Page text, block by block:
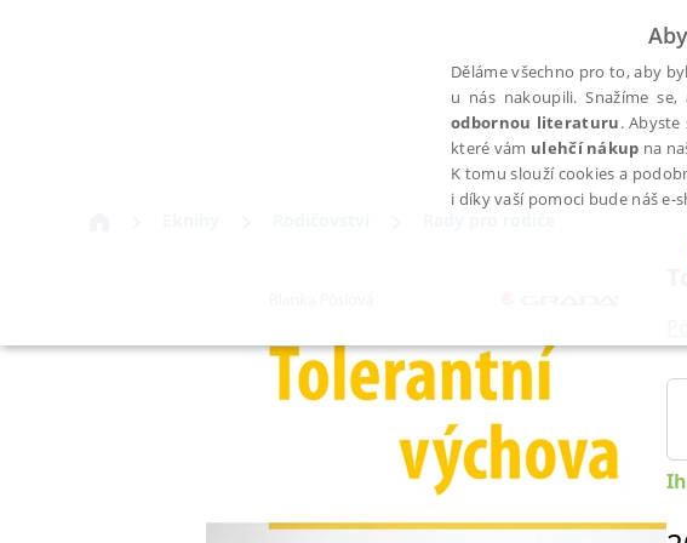
Děláme všechno pro to, aby
u nás nakoupili. Snažíme se,
odbornou literaturu. Abyste
které vám ulehčí nákup na
K tomu slouží cookies a
i díky vaší pomoci bude náš e-
NEZBYTNÉ ANALYTICKÉ
Nezbytné
Nezbytně nutné soubory cookie umožňují základní funkce webových stránek, jako je
Provider /